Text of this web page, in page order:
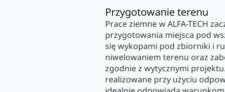
Przygotowanie terenu
Prace ziemne w ALFA-TECH
przygotowania miejsca pod
się wykopami pod zbiorniki i
niwelowaniem terenu oraz
zgodnie z wytycznymi
realizowane przy użyciu